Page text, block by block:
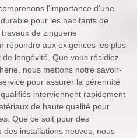
l'importance d'une
pour les habitants de
de zinguerie
répondre aux exigences les plus
longévité. Que vous résidiez
nous mettons notre savoir-
pour assurer la pérennité
interviennent rapidement
de haute qualité pour
Que ce soit pour des
installations neuves, nous